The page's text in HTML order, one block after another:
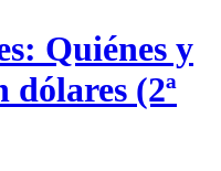
Quiénes y
dólares (2ª